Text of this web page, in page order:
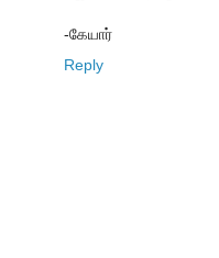
-கேயார்
Reply